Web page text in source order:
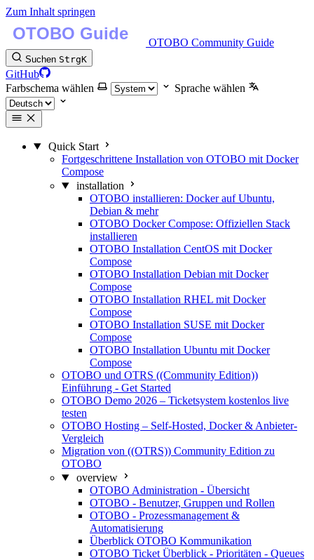
Zum Inhalt springen
OTOBO Community Guide
Suchen StrgK
GitHub
Farbschema wählen
Sprache wählen
Quick Start
Fortgeschrittene Installation von OTOBO mit Docker
Compose
installation
OTOBO installieren: Docker auf Ubuntu,
Debian & mehr
OTOBO Docker Compose: Offiziellen Stack
installieren
OTOBO Installation CentOS mit Docker
Compose
OTOBO Installation Debian mit Docker
Compose
OTOBO Installation RHEL mit Docker
Compose
OTOBO Installation SUSE mit Docker
Compose
OTOBO Installation Ubuntu mit Docker
Compose
OTOBO und OTRS ((Community Edition))
Einführung - Get Started
OTOBO Demo 2026 – Ticketsystem kostenlos live
testen
OTOBO Hosting – Self-Hosted, Docker & Anbieter-
Vergleich
Migration von ((OTRS)) Community Edition zu
OTOBO
overview
OTOBO Administration - Übersicht
OTOBO - Benutzer, Gruppen und Rollen
OTOBO - Prozessmanagement &
Automatisierung
Überblick OTOBO Kommunikation
OTOBO Ticket Überblick - Prioritäten - Queues